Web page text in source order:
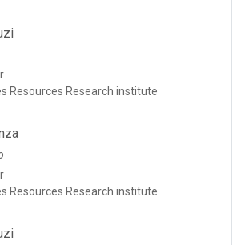
Resources Research institute
Resources Research institute